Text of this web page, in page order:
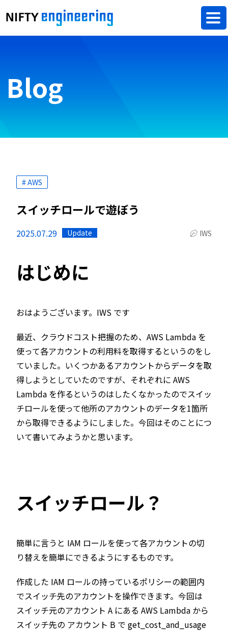
Blog
# AWS
スイッチロールで遊ぼう
2025.07.29 Update IWS
はじめに
おはようございます。IWS です
最近、クラウドコスト把握のため、AWS Lambda を
使って各アカウントの利用料を取得するというのをし
ていました。いくつかあるアカウントからデータを取
得しようとしていたのですが、それぞれに AWS
Lambda を作るというのはしたくなかったのでスイッ
チロールを使って他所のアカウントのデータを1箇所
から取得できるようにしました。今回はそのことにつ
いて書いてみようかと思います。
スイッチロール？
簡単に言うと IAM ロールを使って各アカウントの切
り替えを簡単にできるようにするものです。
作成した IAM ロールの持っているポリシーの範囲内
でスイッチ先のアカウントを操作できます。今回は
スイッチ元のアカウント A にある AWS Lambda から
スイッチ先の アカウント B で get_cost_and_usage